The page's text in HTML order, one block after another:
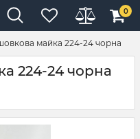
0
майка 224-24 чорна
224-24 чорна